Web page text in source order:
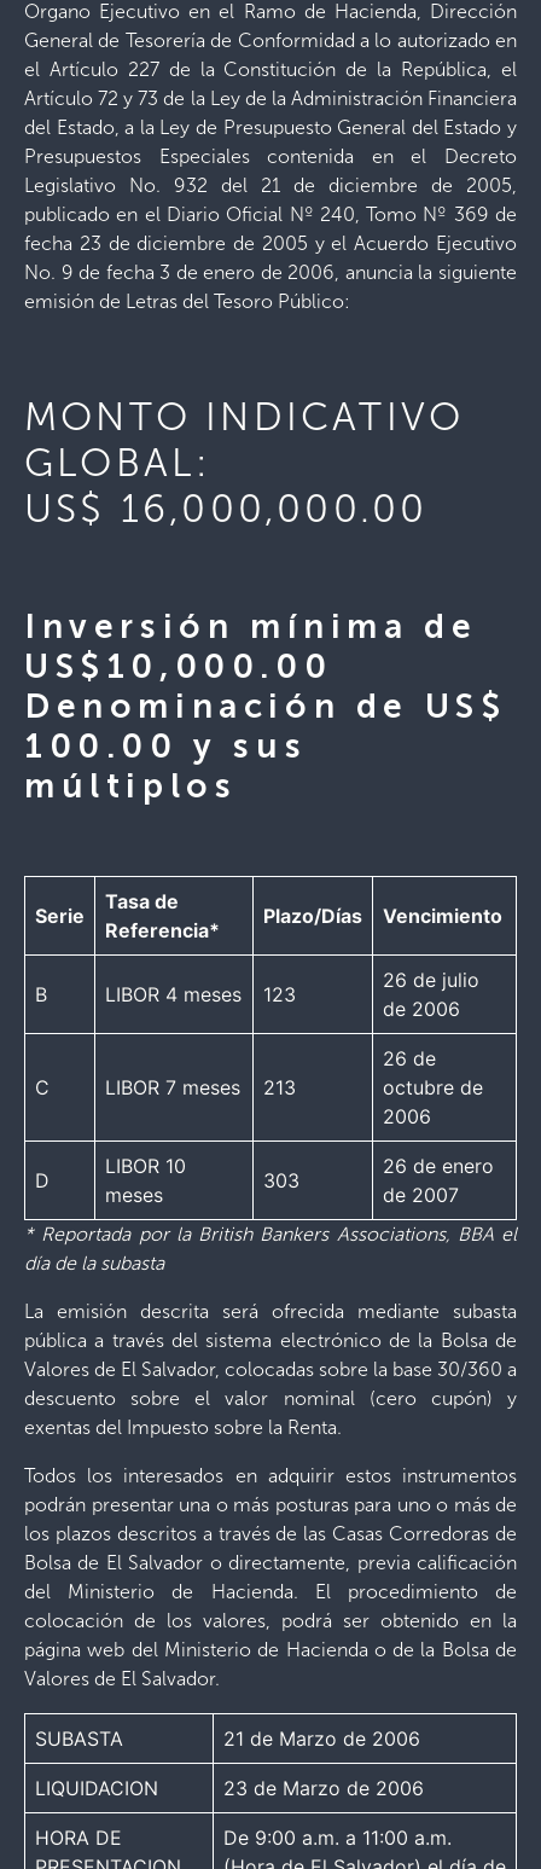
Organo Ejecutivo en el Ramo de Hacienda, Dirección
General de Tesorería de Conformidad a lo autorizado en
el Artículo 227 de la Constitución de la República, el
Artículo 72 y 73 de la Ley de la Administración Financiera
del Estado, a la Ley de Presupuesto General del Estado y
Presupuestos Especiales contenida en el Decreto
Legislativo No. 932 del 21 de diciembre de 2005,
publicado en el Diario Oficial Nº 240, Tomo Nº 369 de
fecha 23 de diciembre de 2005 y el Acuerdo Ejecutivo
No. 9 de fecha 3 de enero de 2006, anuncia la siguiente
emisión de Letras del Tesoro Público:
MONTO INDICATIVO
GLOBAL:
US$ 16,000,000.00
Inversión mínima de
US$10,000.00
Denominación de US$
100.00 y sus
múltiplos
Serie
Tasa de
Referencia*
Plazo/Días Vencimiento
B LIBOR 4 meses 123
26 de julio
de 2006
C LIBOR 7 meses 213
26 de
octubre de
2006
D
LIBOR 10
meses
303
26 de enero
de 2007
* Reportada por la British Bankers Associations, BBA el
día de la subasta
La emisión descrita será ofrecida mediante subasta
pública a través del sistema electrónico de la Bolsa de
Valores de El Salvador, colocadas sobre la base 30/360 a
descuento sobre el valor nominal (cero cupón) y
exentas del Impuesto sobre la Renta.
Todos los interesados en adquirir estos instrumentos
podrán presentar una o más posturas para uno o más de
los plazos descritos a través de las Casas Corredoras de
Bolsa de El Salvador o directamente, previa calificación
del Ministerio de Hacienda. El procedimiento de
colocación de los valores, podrá ser obtenido en la
página web del Ministerio de Hacienda o de la Bolsa de
Valores de El Salvador.
SUBASTA 21 de Marzo de 2006
LIQUIDACION 23 de Marzo de 2006
HORA DE
De 9:00 a.m. a 11:00 a.m.